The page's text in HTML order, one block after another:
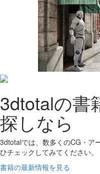
3dtotalの書
探しなら
3dtotalでは、数多くのCG・ア
ひチェックしてみてください。
書籍の最新情報を見る